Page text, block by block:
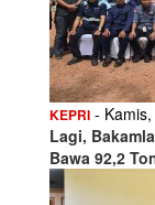
KEPRI -
Lagi,
Bawa 92,2